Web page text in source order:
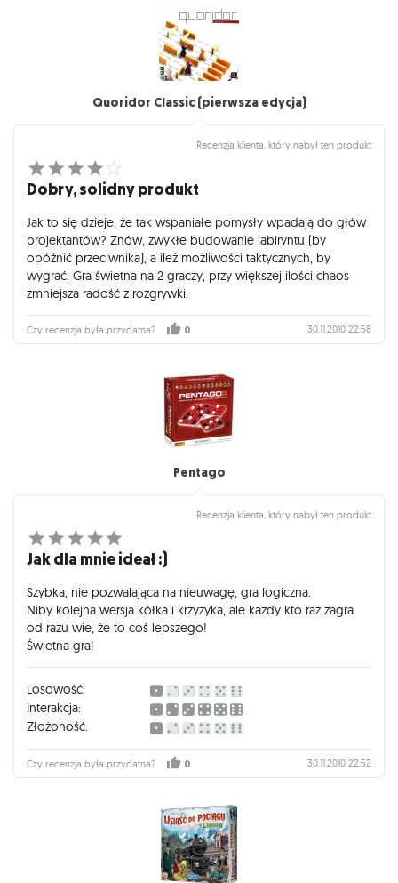
Quoridor Classic (pierwsza edycja)
Recenzja klienta, który nabył ten produkt
Dobry, solidny produkt
Jak to się dzieje, że tak wspaniałe pomysły wpadają do głów
projektantów? Znów, zwykłe budowanie labiryntu (by
opóźnić przeciwnika), a ileż możliwości taktycznych, by
wygrać. Gra świetna na 2 graczy, przy większej ilości chaos
zmniejsza radość z rozgrywki.
Czy recenzja była przydatna? 0 30.11.2010 22:58
Pentago
Recenzja klienta, który nabył ten produkt
Jak dla mnie ideał :)
Szybka, nie pozwalająca na nieuwagę, gra logiczna.
Niby kolejna wersja kółka i krzyżyka, ale każdy kto raz zagra
od razu wie, że to coś lepszego!
Świetna gra!
Losowość:
Interakcja:
Złożoność:
Czy recenzja była przydatna? 0 30.11.2010 22:52